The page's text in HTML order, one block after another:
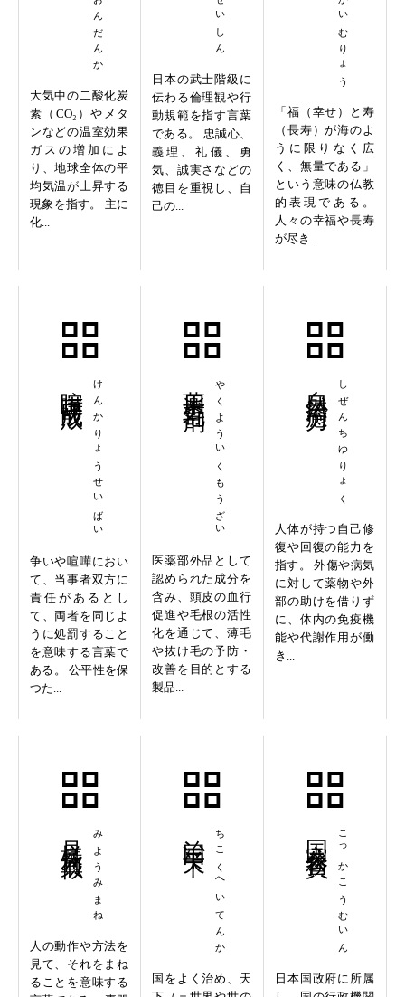
大気中の二酸化炭
素（CO₂）やメタ
ンなどの温室効果
ガスの増加によ
り、地球全体の平
均気温が上昇する
現象を指す。 主に
化...
日本の武士階級に
伝わる倫理観や行
動規範を指す言葉
である。 忠誠心、
義理、礼儀、勇
気、誠実さなどの
徳目を重視し、自
己の...
「福（幸せ）と寿
（長寿）が海のよ
うに限りなく広
く、無量である」
という意味の仏教
的表現である。
人々の幸福や長寿
が尽き...
けんかりょうせいばい
争いや喧嘩におい
て、当事者双方に
責任があるとし
て、両者を同じよ
うに処罰すること
を意味する言葉で
ある。 公平性を保
つた...
やくよういくもうざい
医薬部外品として
認められた成分を
含み、頭皮の血行
促進や毛根の活性
化を通じて、薄毛
や抜け毛の予防・
改善を目的とする
製品...
しぜんちゆりょく
人体が持つ自己修
復や回復の能力を
指す。 外傷や病気
に対して薬物や外
部の助けを借りず
に、体内の免疫機
能や代謝作用が働
き...
みようみまね
人の動作や方法を
見て、それをまね
ることを意味する
ちこくへいてんか
国をよく治め、天
こっかこうむいん
国家公務員
日本国政府に所属